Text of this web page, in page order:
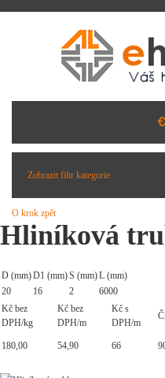
Zobrazit filtr kategorie
O krok zpět
Hliníková
D (mm)D1 (mm)S (mm)L (mm)
20
16 2
6000
Kč bez
DPH/kg
Kč bez
DPH/m
Kč s
DPH/m
180,00 54,90 66